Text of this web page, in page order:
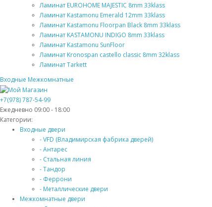
Ламинат EUROHOME MAJESTIC 8mm 33klass
Ламинат Kastamonu Emerald 12mm 33klass
Ламинат Kastamonu Floorpan Black 8mm 33klass
Ламинат KASTAMONU INDIGO 8mm 33klass
Ламинат Kastamonu SunFloor
Ламинат Kronospan castello classic 8mm 32klass
Ламинат Tarkett
Входные Межкомнатные
+7(978) 787-54-99
Ежедневно 09:00 - 18:00
Категории:
Входные двери
- VFD (Владимирская фабрика дверей)
- Антарес
- Стальная линия
- Тандор
- Феррони
- Металлические двери
Межкомнатные двери